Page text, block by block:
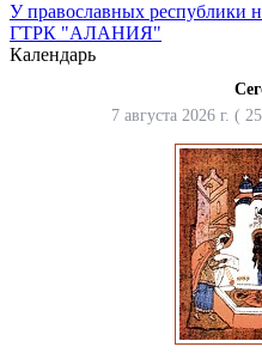
У православных республики
ГТРК "АЛАНИЯ"
Календарь
7 августа 2026 г. (